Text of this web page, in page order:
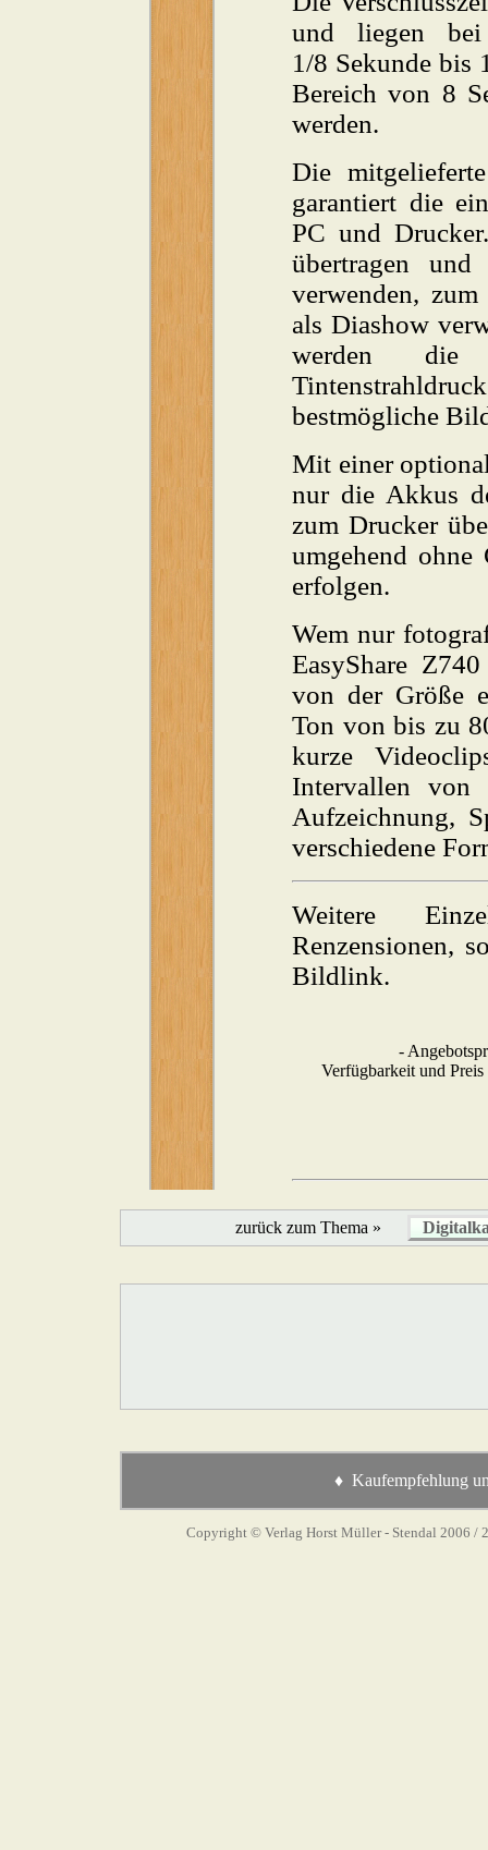
und liegen bei
1/8 Sekunde bis
Bereich von 8
werden.
Die
garantiert die
PC und
übertragen
verwenden,
als Diashow
werden die
bestmögliche
Mit einer
nur die Akkus
zum Drucker
umgehend ohne
erfolgen.
Wem nur
EasyShare
von der Größe
Ton von bis zu
kurze
Intervallen
Aufzeichnung,
verschiedene
Weitere
Renzensionen,
Bildlink.
-
Verfügbarkeit und
zurück zum Thema »
♦ Kaufempfehlung
Copyright © Verlag Horst Müller - Stendal 2006 /